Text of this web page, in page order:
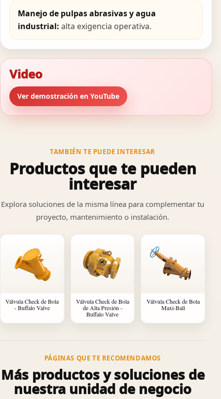
Manejo de pulpas abrasivas y agua
industrial: alta exigencia operativa.
Video
Ver demostración en YouTube
TAMBIÉN TE PUEDE INTERESAR
Productos que te pueden
interesar
Explora soluciones de la misma línea para complementar tu
proyecto, mantenimiento o instalación.
Válvula Check de Bola
- Buffalo Valve
Válvula Check de Bola
de Alta Presión -
Buffalo Valve
Válvula Check de Bola
Maxi-Ball
PÁGINAS QUE TE RECOMENDAMOS
Más productos y soluciones de
nuestra unidad de negocio